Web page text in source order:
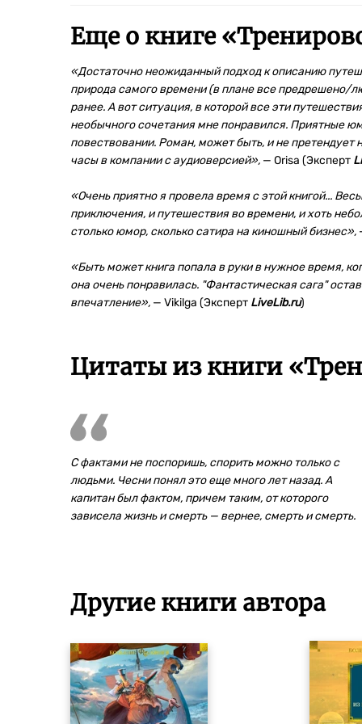
Еще о книге «
«Достаточно неожиданный подход к описанию
природа самого времени (в плане все предрешено/
ранее. А вот ситуация, в которой все эти
необычного сочетания мне понравился. Приятные
повествовании. Роман, может быть, и не претендует
часы в компании с аудиоверсией», — Orisa (Эксперт
«Очень приятно я провела время с этой книгой...
приключения, и путешествия во времени, и хоть
столько юмор, сколько сатира на киношный бизнес»,
«Быть может книга попала в руки в нужное время,
она очень понравилась. "Фантастическая сага"
впечатление», — Vikilga (Эксперт LiveLib.ru)
Цитаты из книги
С фактами не поспоришь, спорить можно только с
людьми. Чесни понял это еще много лет назад. А
капитан был фактом, причем таким, от которого
зависела жизнь и смерть — вернее, смерть и смерть.
Другие книги автора